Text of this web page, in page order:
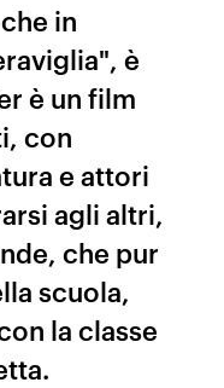
in
è
è un film
con
e attori
agli altri,
che pur
scuola,
la classe